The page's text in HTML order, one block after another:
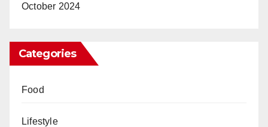
October 2024
Categories
Food
Lifestyle